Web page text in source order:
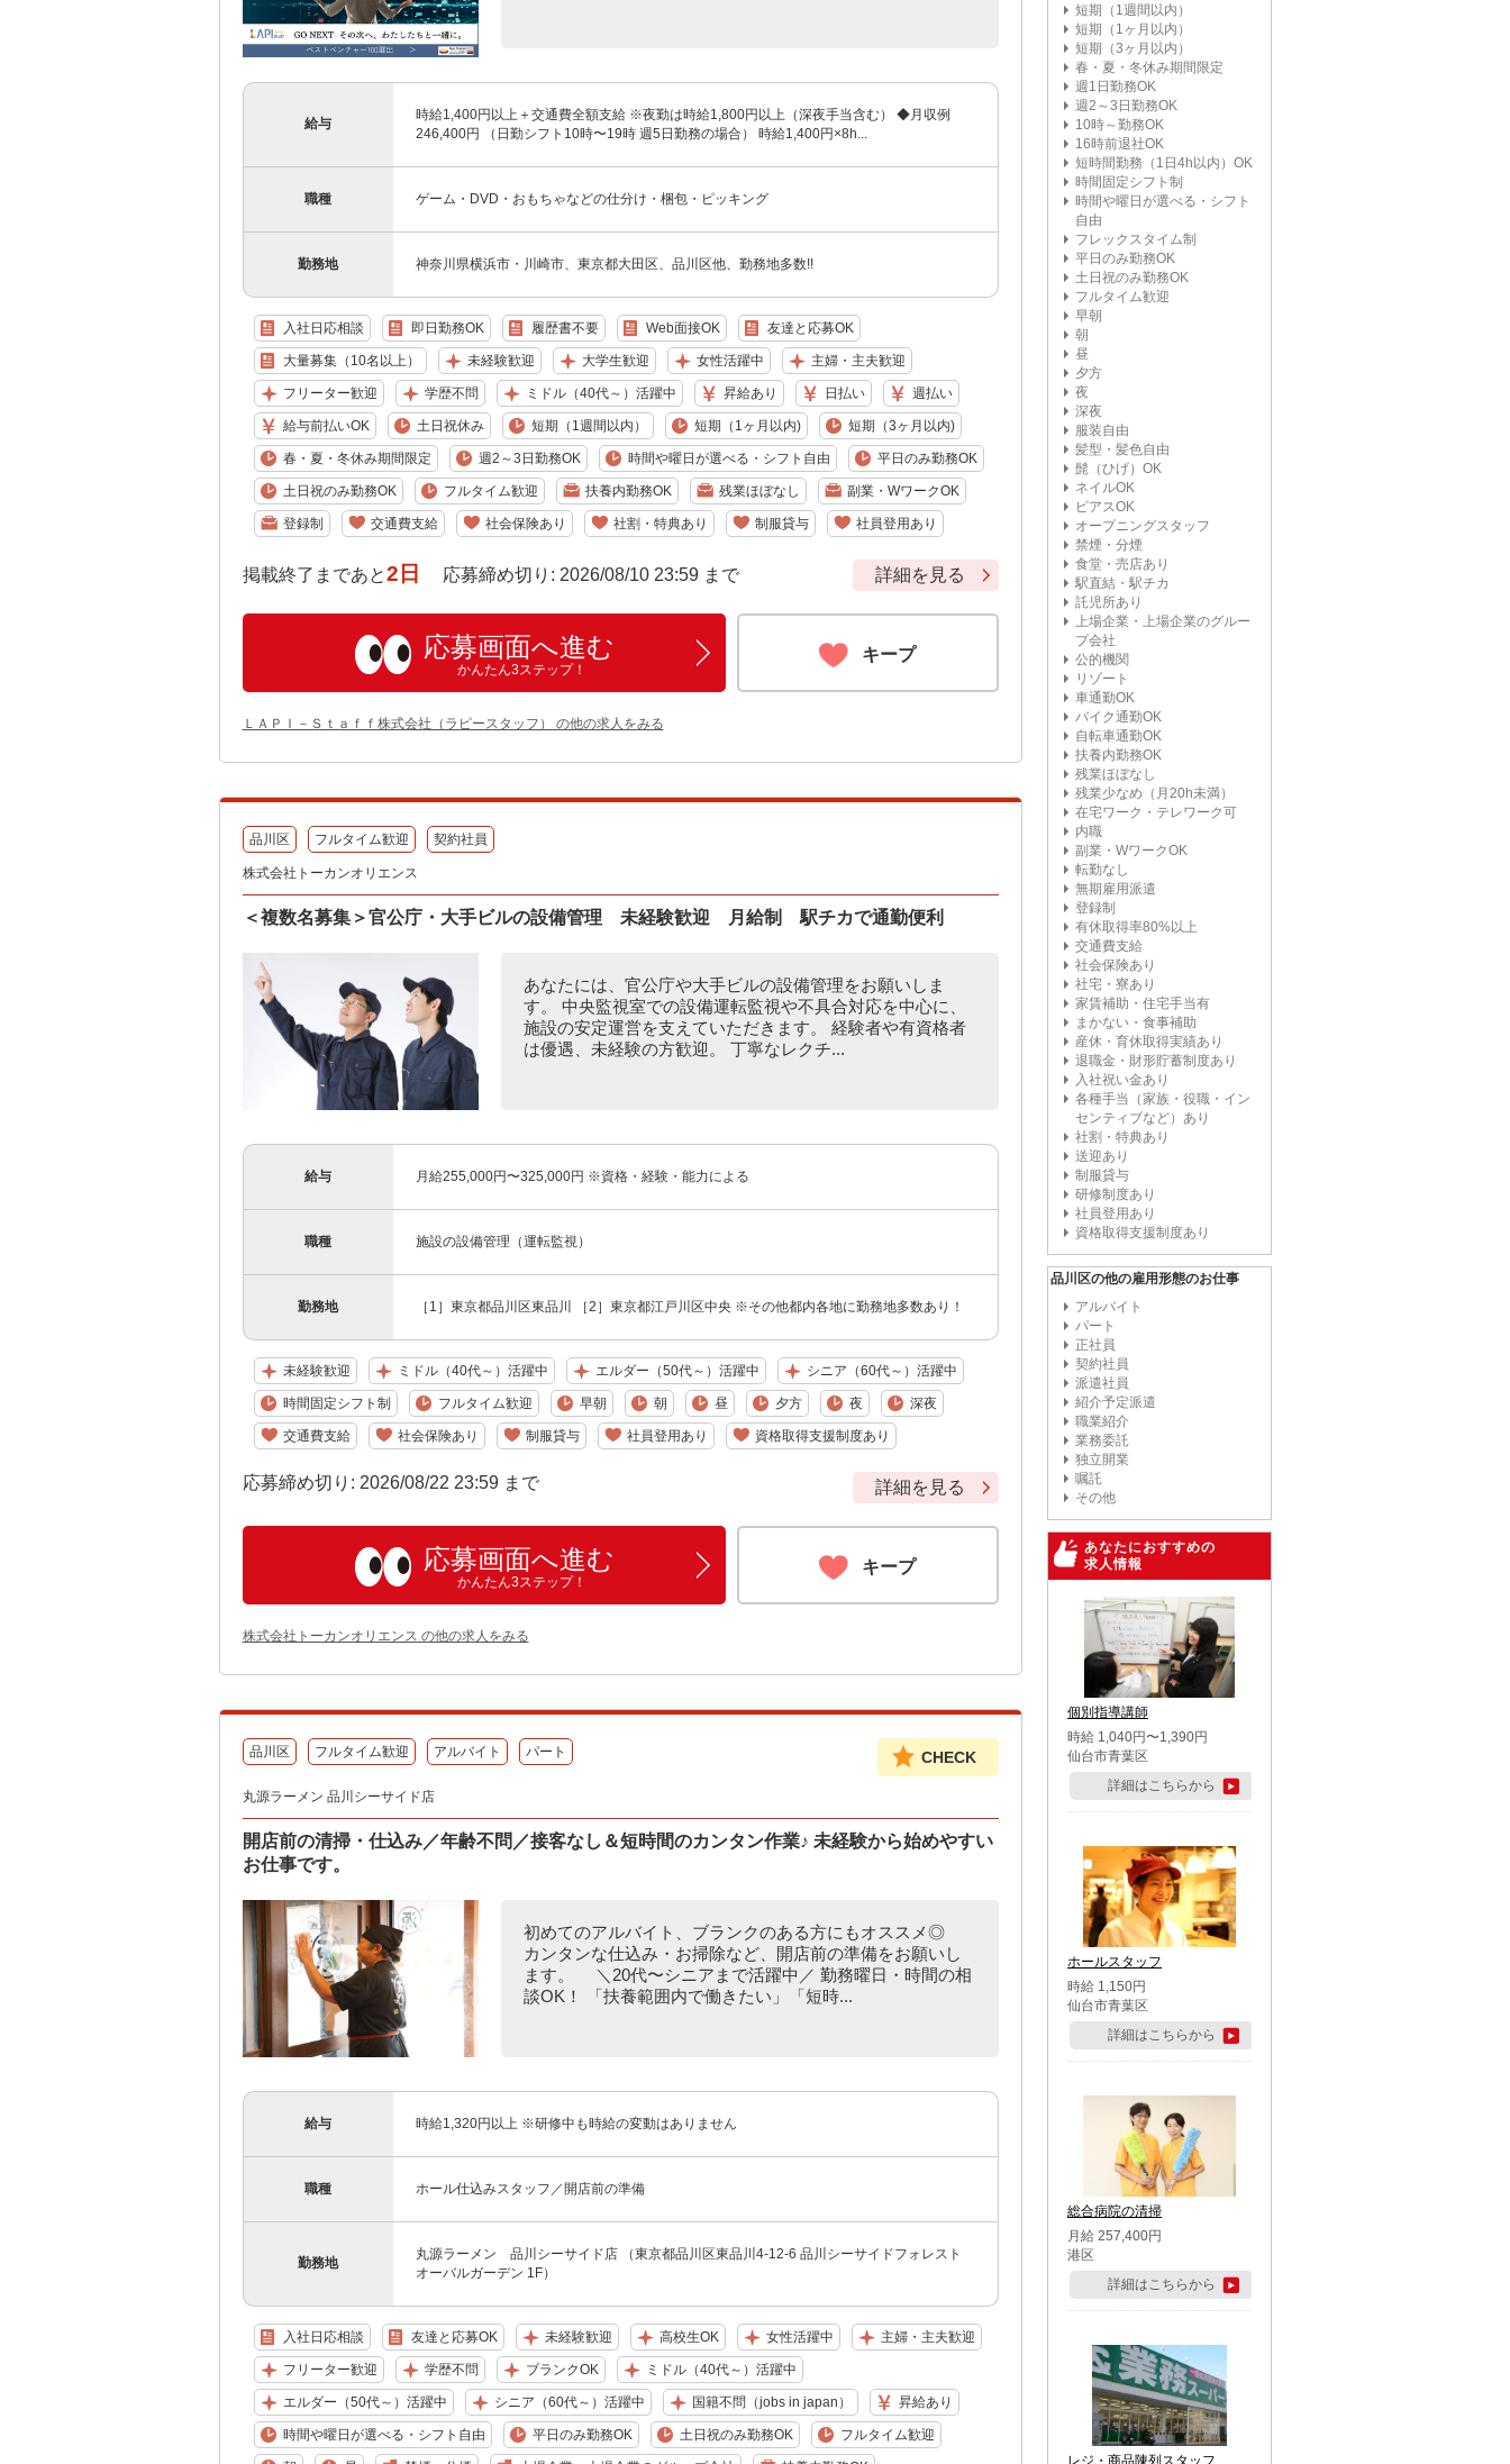
給与
時給1,400円以上＋交通費全額支給 ※夜勤は時給1,800円以上（深夜手当含む） ◆月収例
246,400円 （日勤シフト10時〜19時 週5日勤務の場合） 時給1,400円×8h...
職種 ゲーム・DVD・おもちゃなどの仕分け・梱包・ピッキング
勤務地 神奈川県横浜市・川崎市、東京都大田区、品川区他、勤務地多数!!
入社日応相談 即日勤務OK 履歴書不要 Web面接OK 友達と応募OK
大量募集（10名以上） 未経験歓迎 大学生歓迎 女性活躍中 主婦・主夫歓迎
フリーター歓迎 学歴不問 ミドル（40代～）活躍中 昇給あり 日払い 週払い
給与前払いOK 土日祝休み 短期（1週間以内） 短期（1ヶ月以内) 短期（3ヶ月以内)
春・夏・冬休み期間限定 週2～3日勤務OK 時間や曜日が選べる・シフト自由 平日のみ勤務OK
土日祝のみ勤務OK フルタイム歓迎 扶養内勤務OK 残業ほぼなし 副業・WワークOK
登録制 交通費支給 社会保険あり 社割・特典あり 制服貸与 社員登用あり
掲載終了まであと2日 応募締め切り: 2026/08/10 23:59 まで 詳細を見る
応募画面へ進む
かんたん3ステップ！
キープ
ＬＡＰＩ－Ｓｔａｆｆ株式会社（ラピースタッフ） の他の求人をみる
品川区 フルタイム歓迎 契約社員
株式会社トーカンオリエンス
＜複数名募集＞官公庁・大手ビルの設備管理 未経験歓迎 月給制 駅チカで通勤便利
あなたには、官公庁や大手ビルの設備管理をお願いしま
す。 中央監視室での設備運転監視や不具合対応を中心に、
施設の安定運営を支えていただきます。 経験者や有資格者
は優遇、未経験の方歓迎。 丁寧なレクチ...
給与 月給255,000円〜325,000円 ※資格・経験・能力による
職種 施設の設備管理（運転監視）
勤務地 ［1］東京都品川区東品川 ［2］東京都江戸川区中央 ※その他都内各地に勤務地多数あり！
未経験歓迎 ミドル（40代～）活躍中 エルダー（50代～）活躍中 シニア（60代～）活躍中
時間固定シフト制 フルタイム歓迎 早朝 朝 昼 夕方 夜 深夜
交通費支給 社会保険あり 制服貸与 社員登用あり 資格取得支援制度あり
応募締め切り: 2026/08/22 23:59 まで 詳細を見る
応募画面へ進む
かんたん3ステップ！
キープ
株式会社トーカンオリエンス の他の求人をみる
品川区 フルタイム歓迎 アルバイト パート CHECK
丸源ラーメン 品川シーサイド店
開店前の清掃・仕込み／年齢不問／接客なし＆短時間のカンタン作業♪ 未経験から始めやすい
お仕事です。
初めてのアルバイト、ブランクのある方にもオススメ◎
カンタンな仕込み・お掃除など、開店前の準備をお願いし
ます。 ＼20代〜シニアまで活躍中／ 勤務曜日・時間の相
談OK！ 「扶養範囲内で働きたい」「短時...
給与 時給1,320円以上 ※研修中も時給の変動はありません
職種 ホール仕込みスタッフ／開店前の準備
勤務地
丸源ラーメン 品川シーサイド店 （東京都品川区東品川4-12-6 品川シーサイドフォレスト
オーバルガーデン 1F）
入社日応相談 友達と応募OK 未経験歓迎 高校生OK 女性活躍中 主婦・主夫歓迎
フリーター歓迎 学歴不問 ブランクOK ミドル（40代～）活躍中
エルダー（50代～）活躍中 シニア（60代～）活躍中 国籍不問（jobs in japan） 昇給あり
時間や曜日が選べる・シフト自由 平日のみ勤務OK 土日祝のみ勤務OK フルタイム歓迎
短期（1週間以内）
短期（1ヶ月以内）
短期（3ヶ月以内）
春・夏・冬休み期間限定
週1日勤務OK
週2～3日勤務OK
10時～勤務OK
16時前退社OK
短時間勤務（1日4h以内）OK
時間固定シフト制
時間や曜日が選べる・シフト
自由
フレックスタイム制
平日のみ勤務OK
土日祝のみ勤務OK
フルタイム歓迎
早朝
朝
昼
夕方
夜
深夜
服装自由
髪型・髪色自由
髭（ひげ）OK
ネイルOK
ピアスOK
オープニングスタッフ
禁煙・分煙
食堂・売店あり
駅直結・駅チカ
託児所あり
上場企業・上場企業のグルー
プ会社
公的機関
リゾート
車通勤OK
バイク通勤OK
自転車通勤OK
扶養内勤務OK
残業ほぼなし
残業少なめ（月20h未満）
在宅ワーク・テレワーク可
内職
副業・WワークOK
転勤なし
無期雇用派遣
登録制
有休取得率80%以上
交通費支給
社会保険あり
社宅・寮あり
家賃補助・住宅手当有
まかない・食事補助
産休・育休取得実績あり
退職金・財形貯蓄制度あり
入社祝い金あり
各種手当（家族・役職・イン
センティブなど）あり
社割・特典あり
送迎あり
制服貸与
研修制度あり
社員登用あり
資格取得支援制度あり
品川区の他の雇用形態のお仕事
アルバイト
パート
正社員
契約社員
派遣社員
紹介予定派遣
職業紹介
業務委託
独立開業
嘱託
その他
あなたにおすすめの
求人情報
個別指導講師
時給 1,040円〜1,390円
仙台市青葉区
詳細はこちらから
ホールスタッフ
時給 1,150円
仙台市青葉区
詳細はこちらから
総合病院の清掃
月給 257,400円
港区
詳細はこちらから
レジ・商品陳列スタッフ